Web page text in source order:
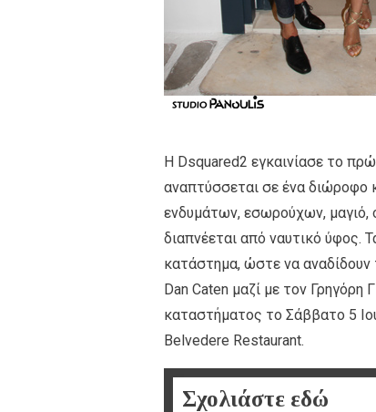
Η Dsquared2 εγκαινίασε το
αναπτύσσεται σε ένα διώροφο
ενδυμάτων, εσωρούχων,
διαπνέεται από ναυτικό ύφος.
κατάστημα, ώστε να αναδίδουν
Dan Caten μαζί με τον Γρηγόρη
καταστήματος το Σάββατο 5
Belvedere Restaurant.
Σχολιάστε εδώ